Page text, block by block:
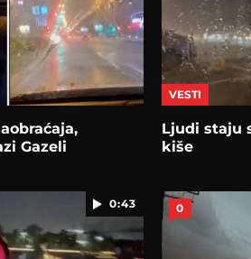
Gazeli
VESTI
Ljudi staju
kiše
0:43 0